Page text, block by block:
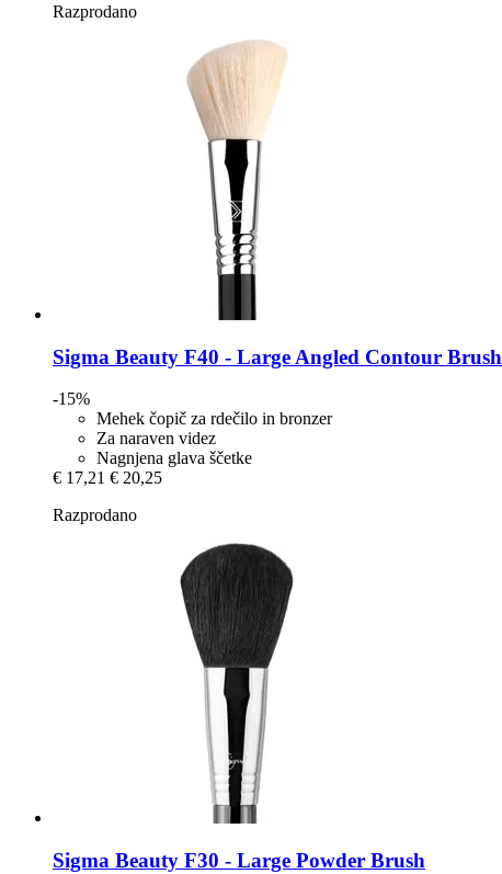
Razprodano
Sigma Beauty F40 -​ Large Angled Contour Brush
-15%
Mehek čopič za rdečilo in bronzer
Za naraven videz
Nagnjena glava ščetke
€ 17,21 € 20,25
Razprodano
Sigma Beauty F30 -​ Large Powder Brush